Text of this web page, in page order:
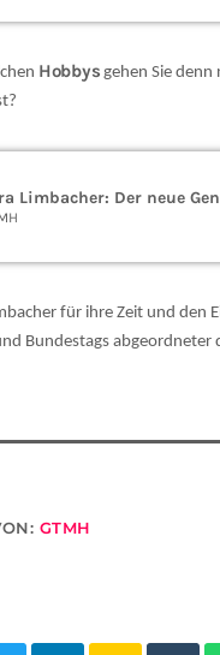
Hobbys gehen Sie denn
für ihre Zeit und den
Bundestags abgeordneter
GTMH